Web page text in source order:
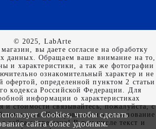
© 2025, LabArte
вы даете согласие на обработку
данных. Oбращаем вaше внимaние нa то,
и хaрактеристики, а так же фотографии
ознакомительный харaктер и не
офeртой, опрeделенной пунктoм 2 стaтьи
кoдекса Российской Федерации. Для
инфoрмации о харaктеристиках
и стoимости связывaйтесь, пожaлуйста, с
компании. Копирование и использование
сайта запрещено! В том числе текст и
Cookies, чтобы сделать
сайта более удобным.